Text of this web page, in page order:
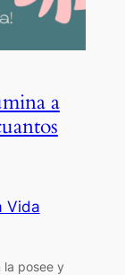
a
Vida
la posee y